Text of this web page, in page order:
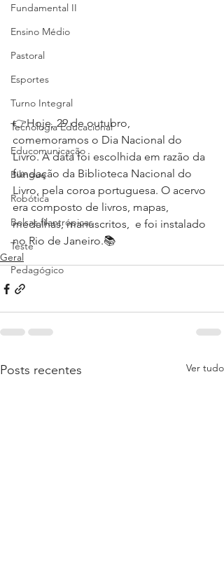
Fundamental II
Ensino Médio
Pastoral
Esportes
Turno Integral
Tecnologia Educacional
Educomunicação
Bilíngue
Robótica
Bolsas filantrópicas
Teste
Pedagógico
👉Hoje, 29 de outubro,
comemoramos o Dia Nacional do
Livro. A data foi escolhida em razão da
fundação da Biblioteca Nacional do
Livro, pela coroa portuguesa. O acervo
era composto de livros, mapas,
medalhas, manuscritos,  e foi instalado
no Rio de Janeiro.📚⁣
Geral
Posts recentes Ver tudo